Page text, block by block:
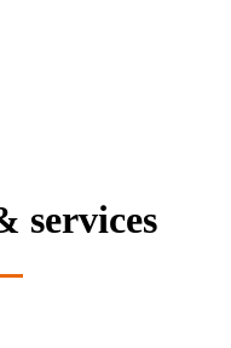
services